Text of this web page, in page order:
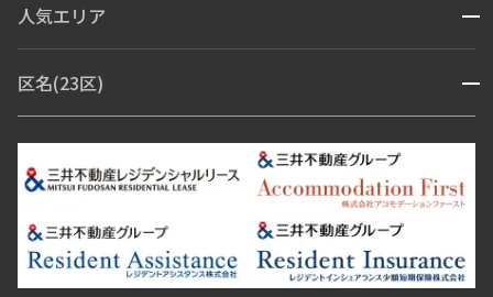
ブランドマンション
人気エリア 開閉
青山・表参道・原宿
市ヶ谷・神楽坂・飯田橋
三田・芝・浜松町
芝浦・汐留・品川
月島・勝どき・豊洲
本郷・春日・小石川
目白・高田馬場・早稲田
池尻大橋・三軒茶屋
祐天寺・学芸大学・自由が丘
駒沢・用賀・二子玉川
成城・砧
池袋・板橋・王子
区名(23区) 開閉
江東区 台東区 墨田区
中野区
豊島区
杉並区 板橋区 練馬区 荒川区
足立区
葛飾区
江戸川区